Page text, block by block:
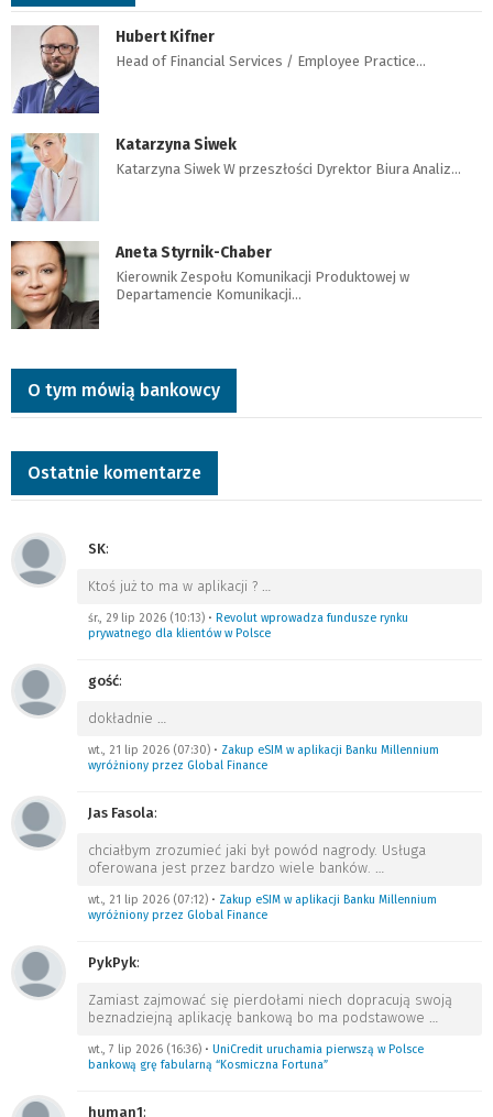
Hubert Kifner
Head of Financial Services / Employee Practice…
Katarzyna Siwek
Katarzyna Siwek W przeszłości Dyrektor Biura Analiz…
Aneta Styrnik-Chaber
Kierownik Zespołu Komunikacji Produktowej w
Departamencie Komunikacji…
O tym mówią bankowcy
Ostatnie komentarze
SK:
Ktoś już to ma w aplikacji ? …
śr., 29 lip 2026 (10:13) • Revolut wprowadza fundusze rynku
prywatnego dla klientów w Polsce
gość:
dokładnie …
wt., 21 lip 2026 (07:30) • Zakup eSIM w aplikacji Banku Millennium
wyróżniony przez Global Finance
Jas Fasola:
chciałbym zrozumieć jaki był powód nagrody. Usługa
oferowana jest przez bardzo wiele banków. …
wt., 21 lip 2026 (07:12) • Zakup eSIM w aplikacji Banku Millennium
wyróżniony przez Global Finance
PykPyk:
Zamiast zajmować się pierdołami niech dopracują swoją
beznadziejną aplikację bankową bo ma podstawowe …
wt., 7 lip 2026 (16:36) • UniCredit uruchamia pierwszą w Polsce
bankową grę fabularną “Kosmiczna Fortuna”
human1: